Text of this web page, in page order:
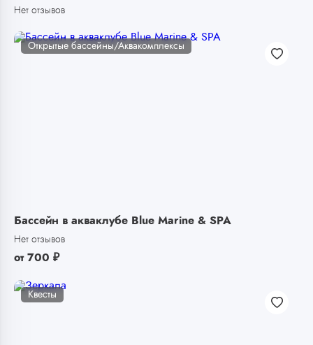
Нет отзывов
Открытые бассейны/Аквакомплексы
Бассейн в акваклубе Blue Marine & SPA
Нет отзывов
от 700 ₽
Квесты